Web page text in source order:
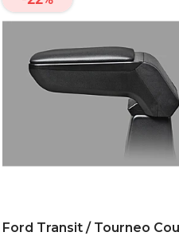
Ford Transit / Tourneo